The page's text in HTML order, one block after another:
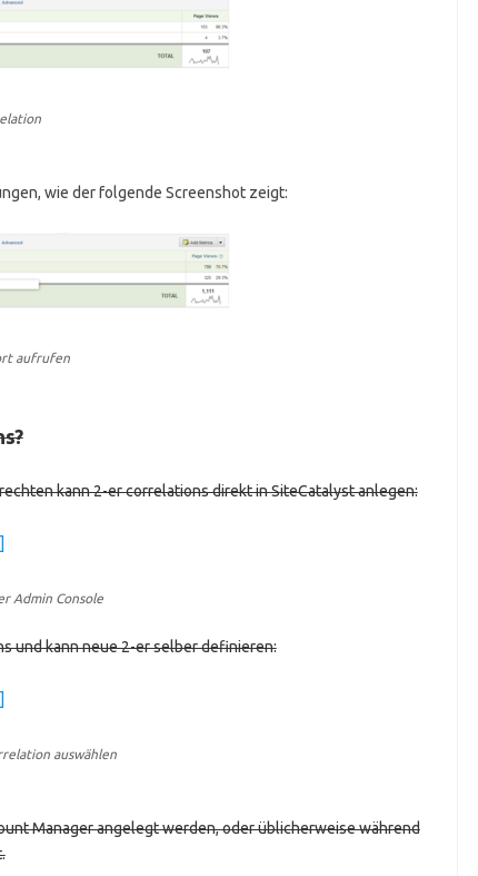
wie der folgende Screenshot zeigt:
aufrufen
kann 2-er correlations direkt in SiteCatalyst anlegen:
Admin Console
und kann neue 2-er selber definieren:
auswählen
Manager angelegt werden, oder üblicherweise während